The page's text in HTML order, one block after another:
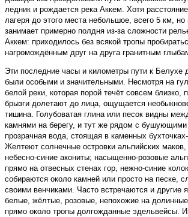
ледник и рождается река Аккем. Хотя
лагеря до этого места небольшое, всего 5 км, но
занимает примерно полдня из-за сложности
Аккем: приходилось без всякой тропы
нагромождённым друг на друга гранитным
Эти последние часы и километры пути к Белухе
были особыми и значительными. Несмотря на
белой реки, которая порой течёт совсем близко,
брызги долетают до лица, ощущается
тишина. Голубоватая глина или песок видны
камнями на берегу, и тут же рядом с
прозрачная вода, стоящая в каменных
Желтеют солнечные островки альпийских маков,
небесно-синие акониты; насыщенно-розовые
прямо на отвесных стенах гор, нежно-синие
собираются около камней или просто на песке,
своими венчиками. Часто встречаются и другие
белые, жёлтые, розовые, непохожие на
прямо около тропы долгожданные эдельвейсы.